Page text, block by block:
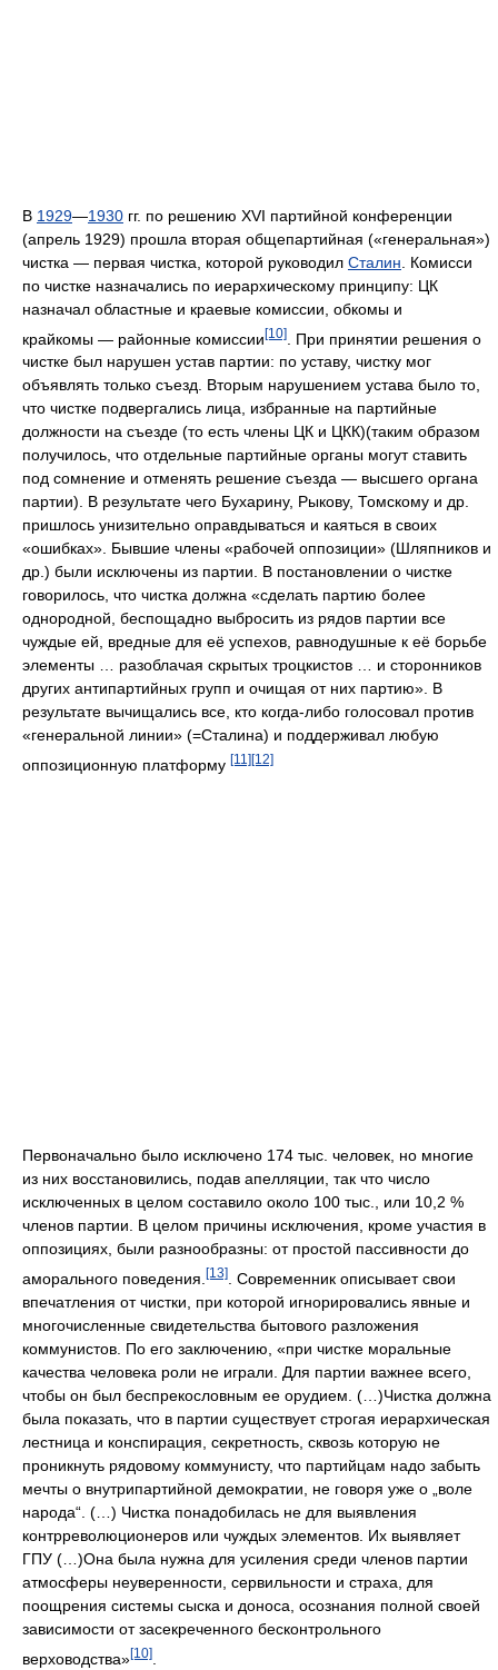
В 1929—1930 гг. по решению XVI партийной конференции
(апрель 1929) прошла вторая общепартийная («генеральная»)
чистка — первая чистка, которой руководил Сталин . Комисси
по чистке назначались по иерархическому принципу: ЦК
назначал областные и краевые комиссии, обкомы и
крайкомы — районные комиссии[10]
. При принятии решения о
чистке был нарушен устав партии: по уставу, чистку мог
объявлять только съезд. Вторым нарушением устава было то,
что чистке подвергались лица, избранные на партийные
должности на съезде (то есть члены ЦК и ЦКК)(таким образом
получилось, что отдельные партийные органы могут ставить
под сомнение и отменять решение съезда — высшего органа
партии). В результате чего Бухарину, Рыкову, Томскому и др.
пришлось унизительно оправдываться и каяться в своих
«ошибках». Бывшие члены «рабочей оппозиции» (Шляпников и
др.) были исключены из партии. В постановлении о чистке
говорилось, что чистка должна «сделать партию более
однородной, беспощадно выбросить из рядов партии все
чуждые ей, вредные для её успехов, равнодушные к её борьбе
элементы … разоблачая скрытых троцкистов … и сторонников
других антипартийных групп и очищая от них партию». В
результате вычищались все, кто когда-либо голосовал против
«генеральной линии» (=Сталина) и поддерживал любую
оппозиционную платформу [11] [12]
Первоначально было исключено 174 тыс. человек, но многие
из них восстановились, подав апелляции, так что число
исключенных в целом составило около 100 тыс., или 10,2 %
членов партии. В целом причины исключения, кроме участия в
оппозициях, были разнообразны: от простой пассивности до
аморального поведения. [13]
. Современник описывает свои
впечатления от чистки, при которой игнорировались явные и
многочисленные свидетельства бытового разложения
коммунистов. По его заключению, «при чистке моральные
качества человека роли не играли. Для партии важнее всего,
чтобы он был беспрекословным ее орудием. (…)Чистка должна
была показать, что в партии существует строгая иерархическая
лестница и конспирация, секретность, сквозь которую не
проникнуть рядовому коммунисту, что партийцам надо забыть
мечты о внутрипартийной демократии, не говоря уже о „воле
народа“. (…) Чистка понадобилась не для выявления
контрреволюционеров или чуждых элементов. Их выявляет
ГПУ (…)Она была нужна для усиления среди членов партии
атмосферы неуверенности, сервильности и страха, для
поощрения системы сыска и доноса, осознания полной своей
зависимости от засекреченного бесконтрольного
верховодства»[10]